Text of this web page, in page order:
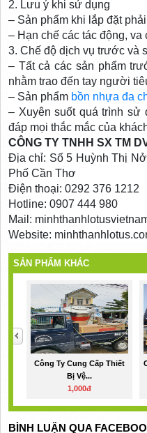
2. Lưu ý khi sử dụng
– Sản phẩm khi lắp đặt
– Hạn chế các tác động,
3. Chế độ dịch vụ trước và
– Tất cả các sản phẩm
nhằm trao đến tay người
– Sản phẩm bồn nhựa đa
– Xuyên suốt quá trình sử
đáp mọi thắc mắc của
CÔNG TY TNHH SX TM
Địa chỉ: Số 5 Huỳnh Thị
Phố Cần Thơ
Điện thoại: 0292 376 1212
Hotline: 0907 444 980
Mail:
Website:
SẢN PHẨM KHÁC
Công Ty Cung Cấp Thiết
Bị Vệ...
1,000đ
BÌNH LUẬN QUA